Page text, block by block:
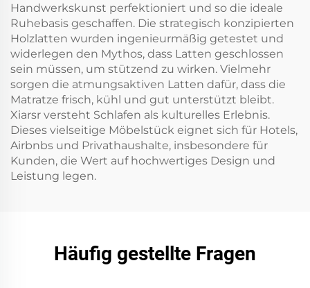
Handwerkskunst perfektioniert und so die ideale
Ruhebasis geschaffen. Die strategisch konzipierten
Holzlatten wurden ingenieurmäßig getestet und
widerlegen den Mythos, dass Latten geschlossen
sein müssen, um stützend zu wirken. Vielmehr
sorgen die atmungsaktiven Latten dafür, dass die
Matratze frisch, kühl und gut unterstützt bleibt.
Xiarsr versteht Schlafen als kulturelles Erlebnis.
Dieses vielseitige Möbelstück eignet sich für Hotels,
Airbnbs und Privathaushalte, insbesondere für
Kunden, die Wert auf hochwertiges Design und
Leistung legen.
Häufig gestellte Fragen